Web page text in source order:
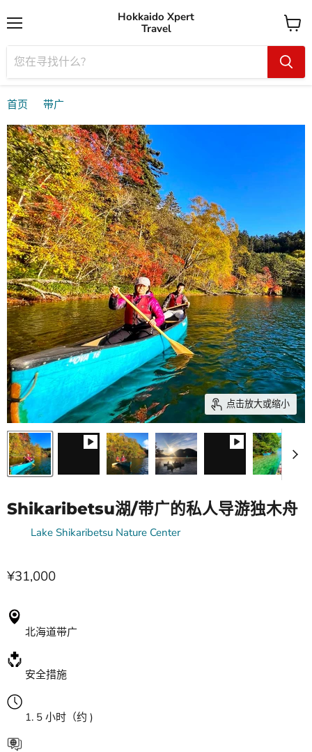
单
Hokkaido Xpert
Travel
查
看
购
物
车
首页 带广
点击放大或缩小
Shikaribetsu湖/带广的私人导游独木舟
Lake Shikaribetsu Nature Center
¥31,000
北海道带广
安全措施
1. 5 小时 （约 )